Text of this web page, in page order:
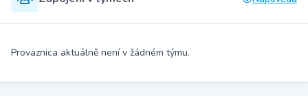
Provaznica aktuálně není v žádném týmu.